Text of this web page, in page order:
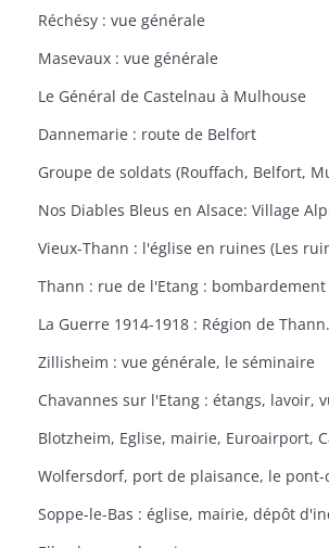
Réchésy : vue générale
Masevaux : vue générale
Le Général de Castelnau à Mulhouse
Dannemarie : route de Belfort
Groupe de soldats (Rouffach, Belfort,
Nos Diables Bleus en Alsace: Village
Thann : rue de l'Etang :
La Guerre 1914-1918 : Région de
Zillisheim : vue générale, le séminaire
Chavannes sur l'Etang : étangs, lavoir,
Blotzheim, Eglise, mairie, Euroairport,